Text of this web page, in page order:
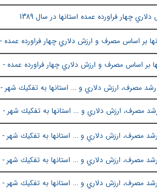
بر اساس مصرف و ارزش دلاري چهار فراورده عمده -
بر اساس مصرف و ارزش دلاري چهار فراورده عمده -
مصرف، ارزش دلاري و ... استانها به تفكيك شهر
مصرف، ارزش دلاري و ... استانها به تفكيك
مصرف، ارزش دلاري و ... استانها به تفكيك شهر
مصرف، ارزش دلاري و ... استانها به تفكيك شهر
مصرف، ارزش دلاري و ... استانها به تفكيك شهر -